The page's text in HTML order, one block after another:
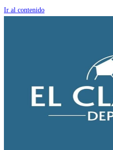
Ir al contenido